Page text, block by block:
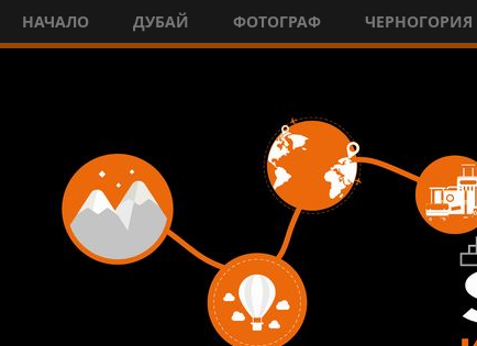
НАЧАЛО ДУБАЙ ФОТОГРАФ ЧЕРНОГОРИЯ